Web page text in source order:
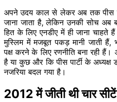
अपने उदय काल से लेकर अब तक पीस
जाना जाता है, लेकिन उनकी सोच अब
हित के लिए एनडीए में ही जाना चाहते
मुस्लिम में मजबूत पकड़ मानी जाती हैं,
पक्ष करने के लिए रणनीति बना रही
है या कुछ और कि पीस पार्टी के अध्यक्ष
नजरिया बदल गया है।
2012 में जीती थी चार सीटें